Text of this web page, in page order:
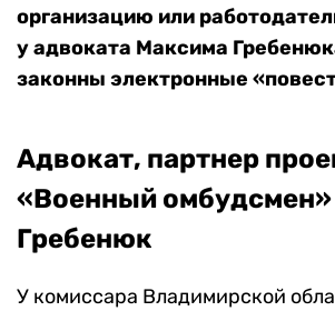
организацию или
у адвоката Максима
законны электронные
Адвокат, партнер
«Военный
Гребенюк
У комиссара Владимирской